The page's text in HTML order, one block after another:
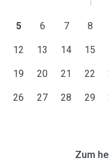
5 6 7 8
12 13 14 15
19 20 21 22
26 27 28 29
Zum